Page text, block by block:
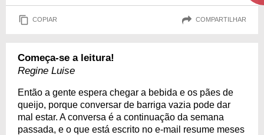
COPIAR COMPARTILHAR
Começa-se a leitura!
Regine Luise
Então a gente espera chegar a bebida e os pães de
queijo, porque conversar de barriga vazia pode dar
mal estar. A conversa é a continuação da semana
passada, e o que está escrito no e-mail resume meses